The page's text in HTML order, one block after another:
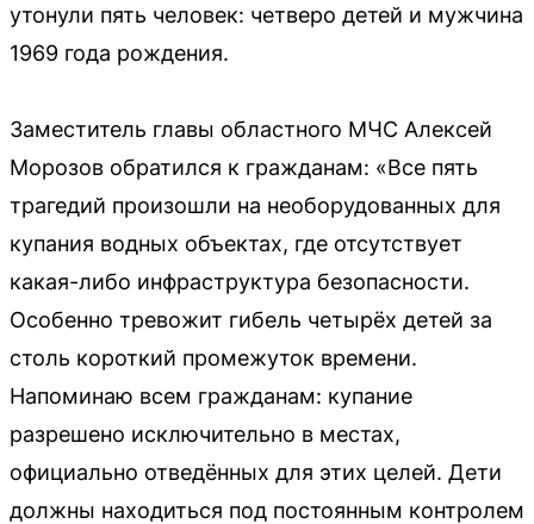
утонули пять человек: четверо детей и мужчина
1969 года рождения.
Заместитель главы областного МЧС Алексей
Морозов обратился к гражданам: «Все пять
трагедий произошли на необорудованных для
купания водных объектах, где отсутствует
какая-либо инфраструктура безопасности.
Особенно тревожит гибель четырёх детей за
столь короткий промежуток времени.
Напоминаю всем гражданам: купание
разрешено исключительно в местах,
официально отведённых для этих целей. Дети
должны находиться под постоянным контролем